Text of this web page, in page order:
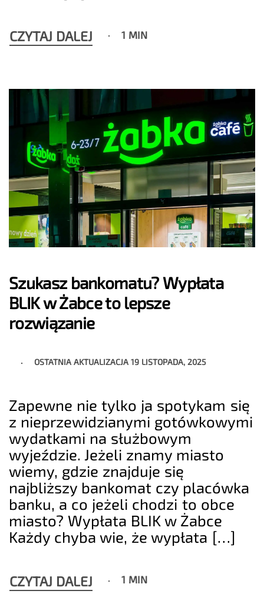
CZYTAJ DALEJ 1 MIN
Szukasz bankomatu? Wypłata
BLIK w Żabce to lepsze
rozwiązanie
OSTATNIA AKTUALIZACJA19 LISTOPADA, 2025
Zapewne nie tylko ja spotykam się
z nieprzewidzianymi gotówkowymi
wydatkami na służbowym
wyjeździe. Jeżeli znamy miasto
wiemy, gdzie znajduje się
najbliższy bankomat czy placówka
banku, a co jeżeli chodzi to obce
miasto? Wypłata BLIK w Żabce
Każdy chyba wie, że wypłata […]
CZYTAJ DALEJ 1 MIN